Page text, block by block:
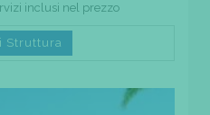
inclusi nel prezzo
Struttura